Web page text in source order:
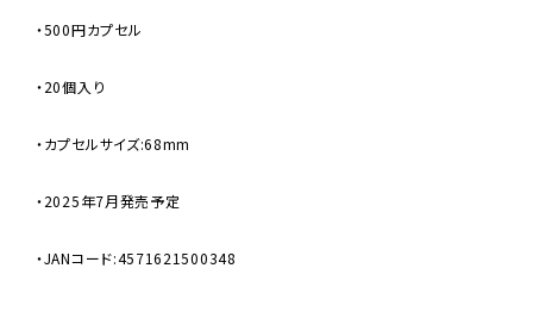
・500円カプセル
・20個入り
・カプセルサイズ:68mm
・2025年7月発売予定
・JANコード:4571621500348